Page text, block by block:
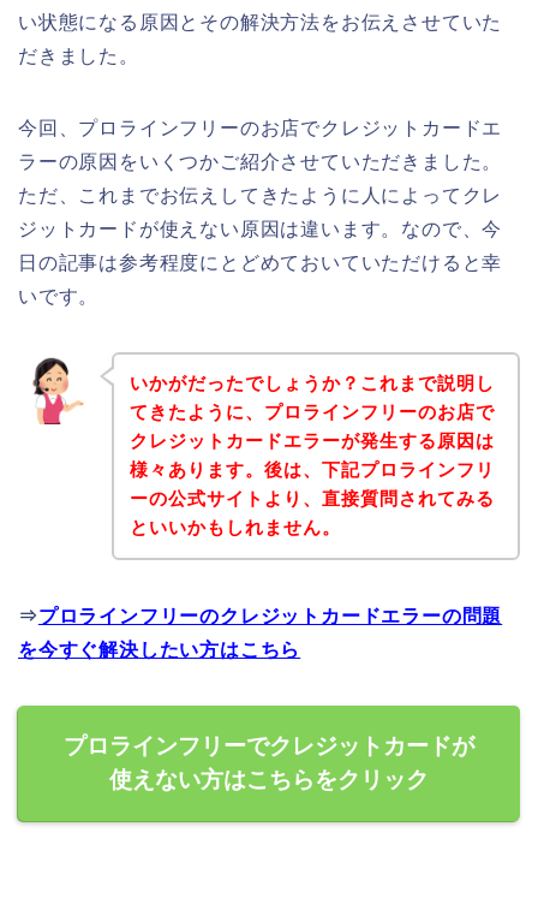
い状態になる原因とその解決方法をお伝えさせていた
だきました。
今回、プロラインフリーのお店でクレジットカードエ
ラーの原因をいくつかご紹介させていただきました。
ただ、これまでお伝えしてきたように人によってクレ
ジットカードが使えない原因は違います。なので、今
日の記事は参考程度にとどめておいていただけると幸
いです。
いかがだったでしょうか？これまで説明し
てきたように、プロラインフリーのお店で
クレジットカードエラーが発生する原因は
様々あります。後は、下記プロラインフリ
ーの公式サイトより、直接質問されてみる
といいかもしれません。
⇒プロラインフリーのクレジットカードエラーの問題
を今すぐ解決したい方はこちら
プロラインフリーでクレジットカードが
使えない方はこちらをクリック